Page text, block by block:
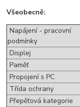
Všeobecně:
Napájení - pracovní
podmínky
Displej
Paměť
Propojení s PC
Třída ochrany
Přepěťová kategorie